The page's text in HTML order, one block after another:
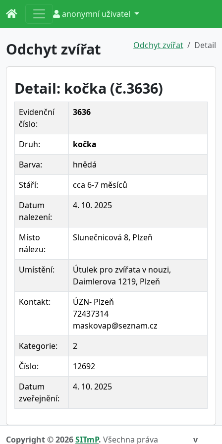
anonymní uživatel
Odchyt zvířat Odchyt zvířat Detail
Detail: kočka (č.3636)
Evidenční
číslo:
3636
Druh:
kočka
Barva:
hnědá
Stáří:
cca 6-7 měsíců
Datum
nalezení:
4. 10. 2025
Místo
nálezu:
Slunečnicová 8, Plzeň
Umístění:
Útulek pro zvířata v nouzi,
Daimlerova 1219, Plzeň
Kontakt:
ÚZN- Plzeň
72437314
maskovap@seznam.cz
Kategorie:
2
Číslo:
12692
Datum
zveřejnění:
4. 10. 2025
Copyright © 2026SITmP. Všechna práva v